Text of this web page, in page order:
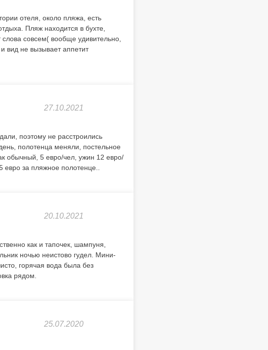
отеля, около пляжа, есть
Пляж находится в бухте,
совсем( вообще удивительно,
вид не вызывает аппетит
27.10.2021
поэтому не расстроились
полотенца меняли, постельное
обычный, 5 евро/чел, ужин 12 евро/
за пляжное полотенце..
20.10.2021
как и тапочек, шампуня,
ночью неистово гудел. Мини-
горячая вода была без
рядом.
25.07.2020